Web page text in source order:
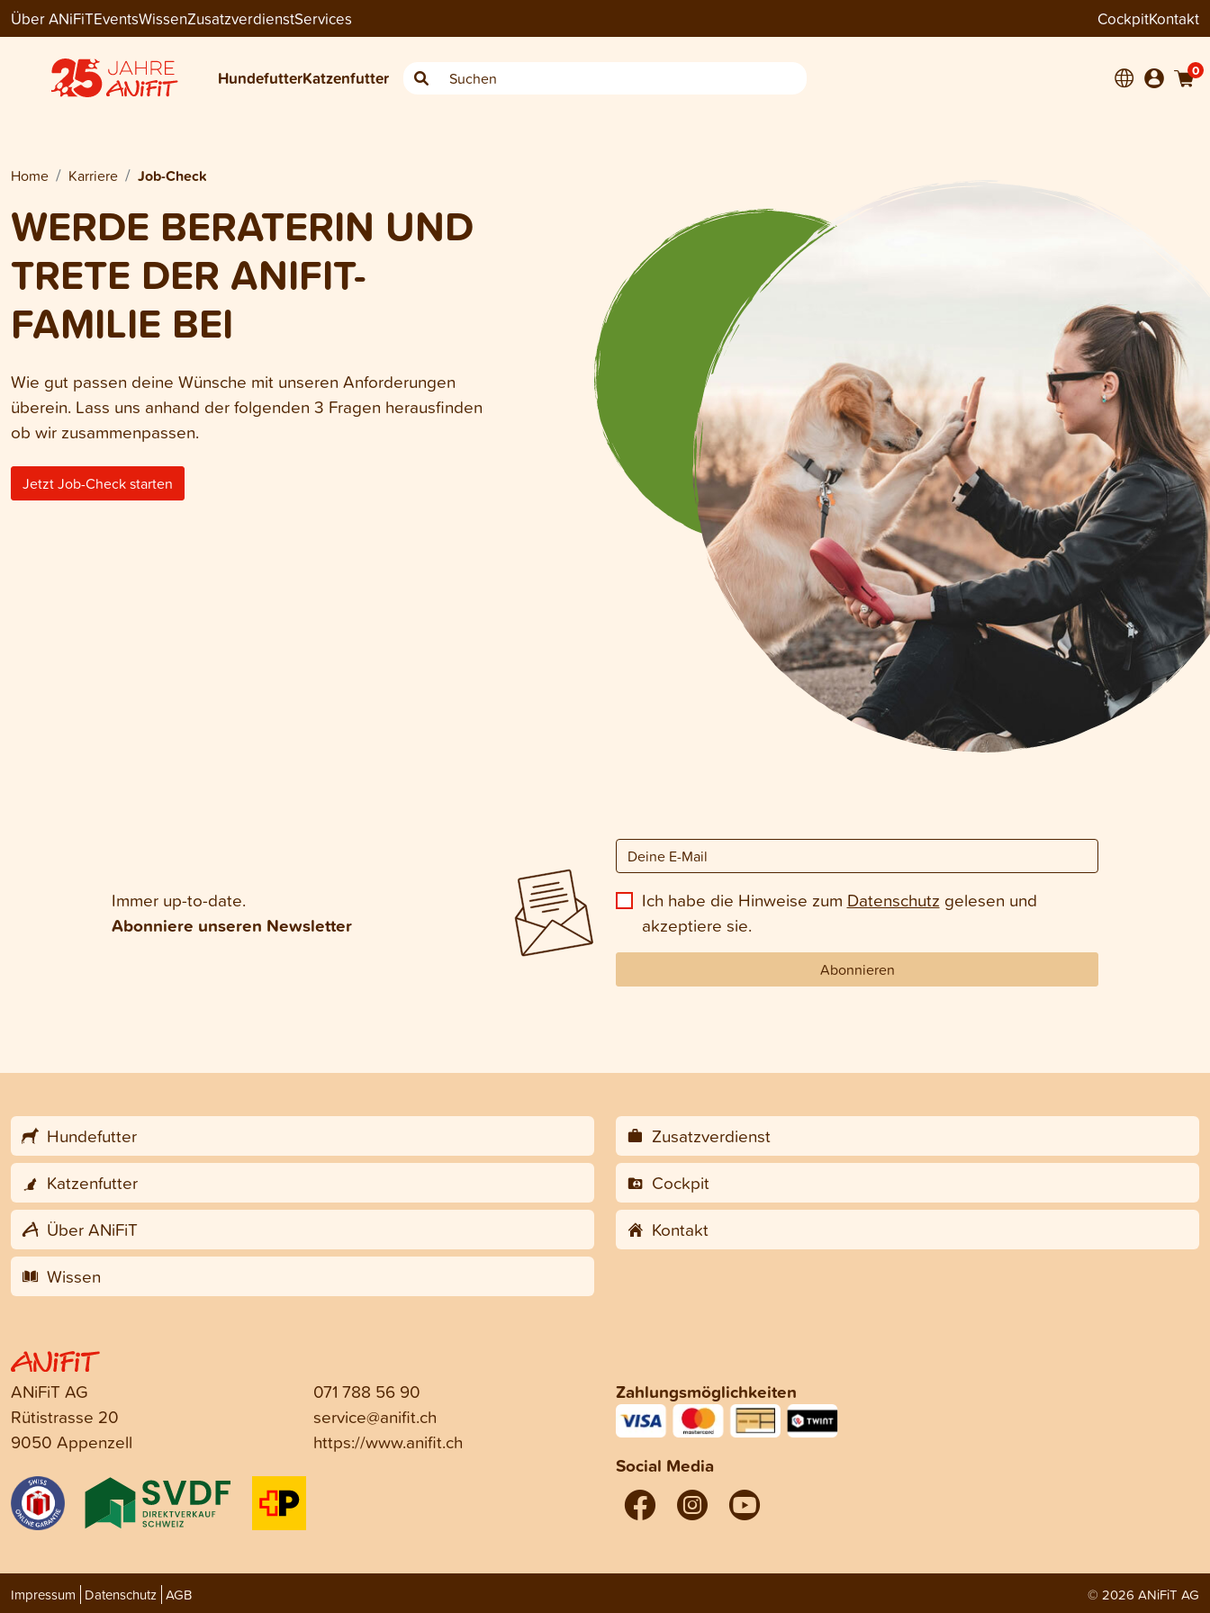
Über ANiFiTEventsWissenZusatzverdienstServices CockpitKontakt
HundefutterKatzenfutter 0
Home Karriere Job-Check
WERDE BERATERIN UND
TRETE DER ANIFIT-
FAMILIE BEI
Wie gut passen deine Wünsche mit unseren Anforderungen
überein. Lass uns anhand der folgenden 3 Fragen herausfinden
ob wir zusammenpassen.
Jetzt Job-Check starten
Immer up-to-date.
Abonniere unseren Newsletter
Ich habe die Hinweise zum Datenschutz gelesen und
akzeptiere sie.
Abonnieren
Hundefutter
Katzenfutter
Über ANiFiT
Wissen
Zusatzverdienst
Cockpit
Kontakt
ANiFiT AG
Rütistrasse 20
9050 Appenzell
071 788 56 90
service@anifit.ch
https://www.anifit.ch
Zahlungsmöglichkeiten
Social Media
Impressum Datenschutz AGB © 2026 ANiFiT AG